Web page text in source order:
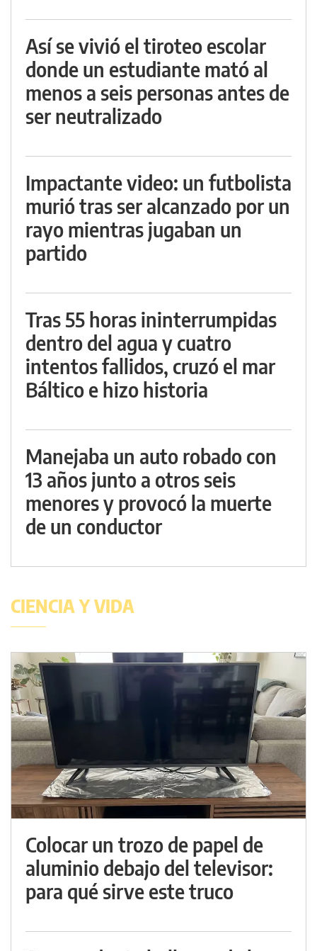
Así se vivió el tiroteo escolar
donde un estudiante mató al
menos a seis personas antes de
ser neutralizado
Impactante video: un futbolista
murió tras ser alcanzado por un
rayo mientras jugaban un
partido
Tras 55 horas ininterrumpidas
dentro del agua y cuatro
intentos fallidos, cruzó el mar
Báltico e hizo historia
Manejaba un auto robado con
13 años junto a otros seis
menores y provocó la muerte
de un conductor
CIENCIA Y VIDA
Colocar un trozo de papel de
aluminio debajo del televisor:
para qué sirve este truco